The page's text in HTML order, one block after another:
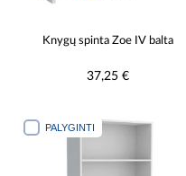
Knygų spinta Zoe IV balta
37,25 €
PALYGINTI